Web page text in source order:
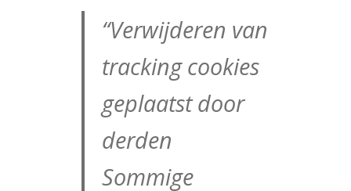
“Verwijderen van
tracking cookies
geplaatst door
derden
Sommige